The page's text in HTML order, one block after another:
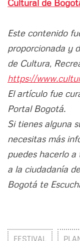
Cultural de
Este contenido
proporcionada y
de Cultura,
https://
El artículo fue
Portal Bogotá.
Si tienes alguna
necesitas más
puedes hacerlo
a la ciudadanía
Bogotá te
FESTIVAL